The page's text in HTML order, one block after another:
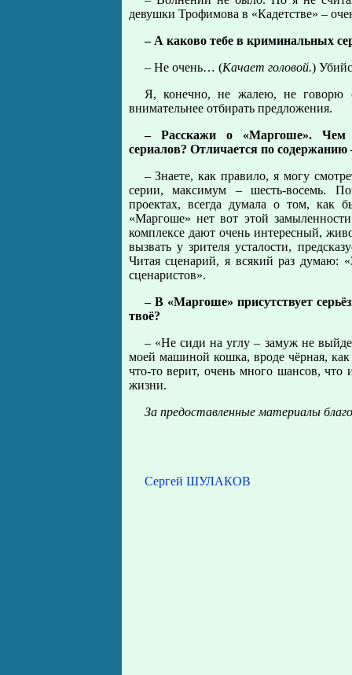
девушки Трофимова в «Кадетстве» –
– А каково тебе в криминальных
– Не очень… (Качает головой.)
Я, конечно, не жалею, не говорю
внимательнее отбирать предложения.
– Расскажи о «Маргоше». Чем
сериалов? Отличается по содержанию
– Знаете, как правило, я могу
серии, максимум – шесть-восемь.
проектах, всегда думала о том, как
«Маргоше» нет вот этой
комплексе дают очень интересный,
вызвать у зрителя усталости,
Читая сценарий, я всякий раз думаю:
сценаристов».
– В «Маргоше» присутствует
твоё?
– «Не сиди на углу – замуж не
моей машиной кошка, вроде чёрная,
что-то верит, очень много шансов,
жизни.
За предоставленные материалы
Сергей ШУЛАКОВ